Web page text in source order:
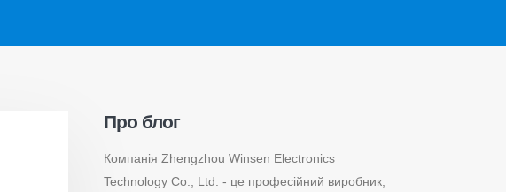
Про блог
Компанія Zhengzhou Winsen Electronics
Technology Co., Ltd. - це професійний виробник,